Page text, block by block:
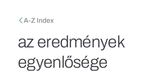
Breadcrumb
A-Z Index
az eredmények
egyenlősége